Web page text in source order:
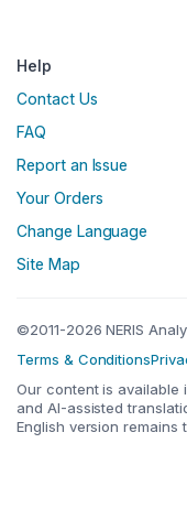
Help
Contact Us
FAQ
Report an Issue
Your Orders
Change Language
Site Map
©2011-2026 NERIS
Terms & Conditions
Our content is available
and AI-assisted
English version remains